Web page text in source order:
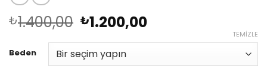
₺1.400,00 Orijinal
₺1.400,00.
₺1.200,00Şu
fiyat:
₺1.200,00.
Beden
TEMIZLE